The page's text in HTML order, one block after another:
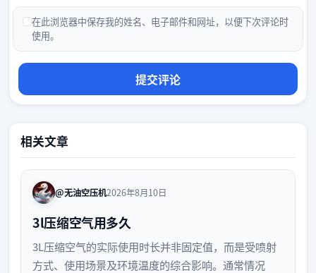
在此浏览器中保存我的姓名、电子邮件和网址，以便下次评论时
使用。
相关文章
@无油空压机2026年8月10日
3l压缩空气用多久
3L压缩空气的实际使用时长并非固定值，而是受喷射
方式、使用场景及环境温度的综合影响。通常情况